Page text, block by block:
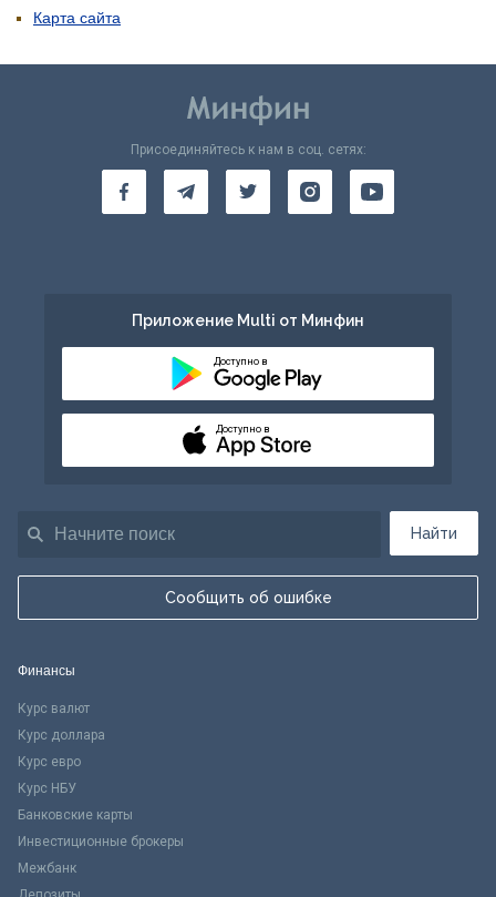
Карта сайта
Найти
Сообщить об ошибке
Присоединяйтесь к нам в соц. сетях:
Приложение Multi от Минфин
Доступно в
Доступно в
Финансы
Курс валют
Курс доллара
Курс евро
Курс НБУ
Банковские карты
Инвестиционные брокеры
Межбанк